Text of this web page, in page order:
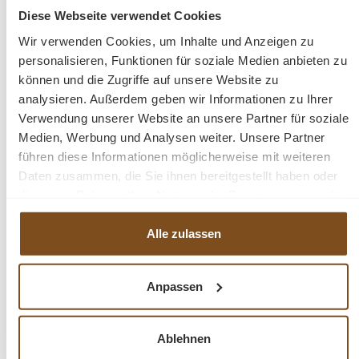
Diese Webseite verwendet Cookies
Wir verwenden Cookies, um Inhalte und Anzeigen zu
personalisieren, Funktionen für soziale Medien anbieten zu
können und die Zugriffe auf unsere Website zu
analysieren. Außerdem geben wir Informationen zu Ihrer
Verwendung unserer Website an unsere Partner für soziale
Medien, Werbung und Analysen weiter. Unsere Partner
führen diese Informationen möglicherweise mit weiteren
Daten zusammen, die Sie ihnen bereitgestellt haben oder
haben.
Alle zulassen
Anpassen
Ablehnen
Tiefe: 50/38 cm.
Weichholz Buffet
2-teilg zerlegbar
Kiefernholz
Fragen zum Produkt?
Menü schließen
Produktinformationen "Landhaus Küchen
Schrank 100 cm Buffetschrank Massivholz"
Ein schöner Massivholz Vitrinen Schrank. Das Buffet
wurde mit Antikwachs behandelt und aufpoliert. Der
Innenausbau beinhaltet stabile Regalböden. Es ist nach
Produktgalerie überspringen
Ähnliche Produkte